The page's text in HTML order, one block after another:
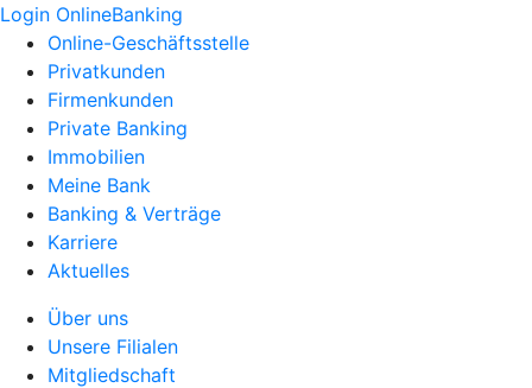
Login OnlineBanking
Online-Geschäftsstelle
Privatkunden
Firmenkunden
Private Banking
Immobilien
Meine Bank
Banking & Verträge
Karriere
Aktuelles
Über uns
Unsere Filialen
Mitgliedschaft